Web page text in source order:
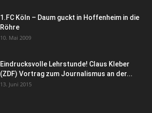
1.FC Köln – Daum guckt in Hoffenheim in die
Röhre
10. Mai 2009
Eindrucksvolle Lehrstunde! Claus Kleber
(ZDF) Vortrag zum Journalismus an der...
13. Juni 2015